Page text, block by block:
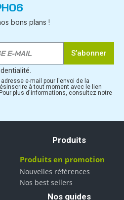
bons plans !
S’abonner
e-mail pour l'envoi de la
à tout moment avec le lien
plus d'informations, consultez notre
Produits
Produits en promotion
Nouvelles références
Nos best sellers
Nos guides